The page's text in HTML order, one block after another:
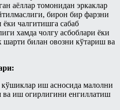
аёллар томонидан эркаклар
бирон бир фарзни
чалгитишга сабаб
хамда чолгу асбоблари ёки
шарти билан овозни кўтариш ва
иш асносида малолни
иш огирлигини енгиллатиш